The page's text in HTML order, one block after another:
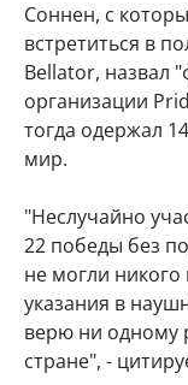
Соннен, с
встретиться в
Bellator, назвал
организации
тогда одержал
мир.
"Неслучайно
22 победы без
не могли
указания в
верю ни одному
стране", -